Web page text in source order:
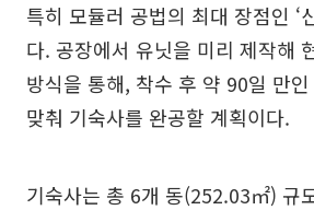
특히 모듈러 공법의 최대 장점인 ‘
다. 공장에서 유닛을 미리 제작해
방식을 통해, 착수 후 약 90일 만
맞춰 기숙사를 완공할 계획이다.
기숙사는 총 6개 동(252.03㎡) 규